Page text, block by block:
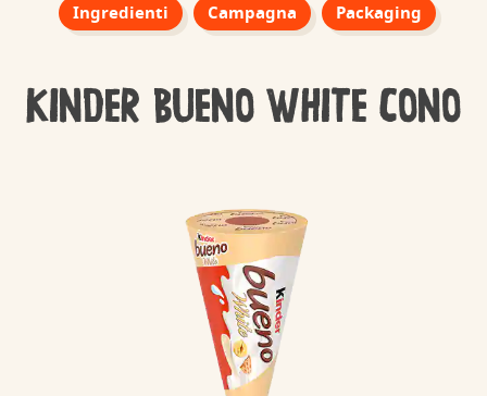
Ingredienti Campagna Packaging
KINDER BUENO WHITE CONO